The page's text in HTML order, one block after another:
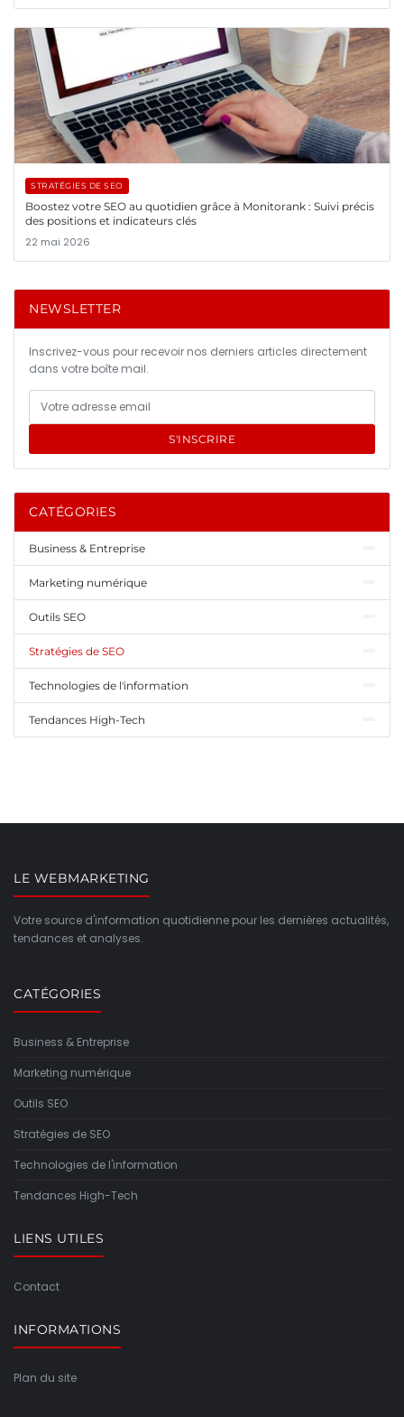
STRATÉGIES DE SEO
Boostez votre SEO au quotidien grâce à Monitorank : Suivi précis
des positions et indicateurs clés
22 mai 2026
NEWSLETTER
Inscrivez-vous pour recevoir nos derniers articles directement
dans votre boîte mail.
S'INSCRIRE
CATÉGORIES
Business & Entreprise
Marketing numérique
Outils SEO
Stratégies de SEO
Technologies de l'information
Tendances High-Tech
LE WEBMARKETING
Votre source d'information quotidienne pour les dernières actualités,
tendances et analyses.
CATÉGORIES
Business & Entreprise
Marketing numérique
Outils SEO
Stratégies de SEO
Technologies de l'information
Tendances High-Tech
LIENS UTILES
Contact
INFORMATIONS
Plan du site